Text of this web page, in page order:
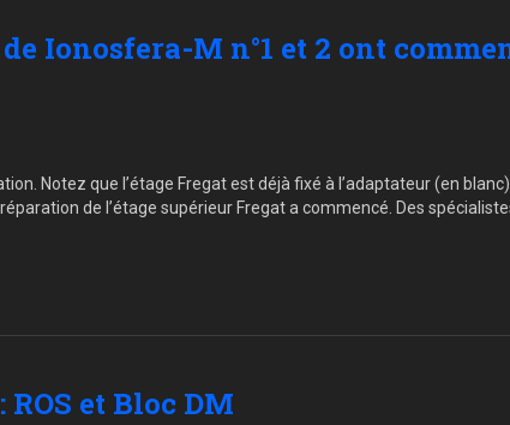
Ionosfera-M n°1 et 2 ont
Notez que l’étage Fregat est déjà fixé à l’adaptateur (en
de l’étage supérieur Fregat a commencé. Des
et Bloc DM